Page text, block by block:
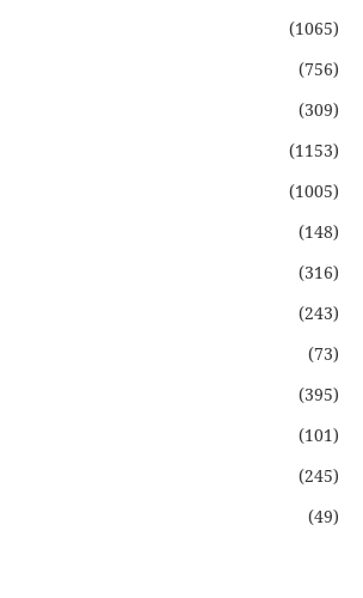
(1065)
(756)
(309)
(1153)
(1005)
(148)
(316)
(243)
(73)
(395)
(101)
(245)
(49)